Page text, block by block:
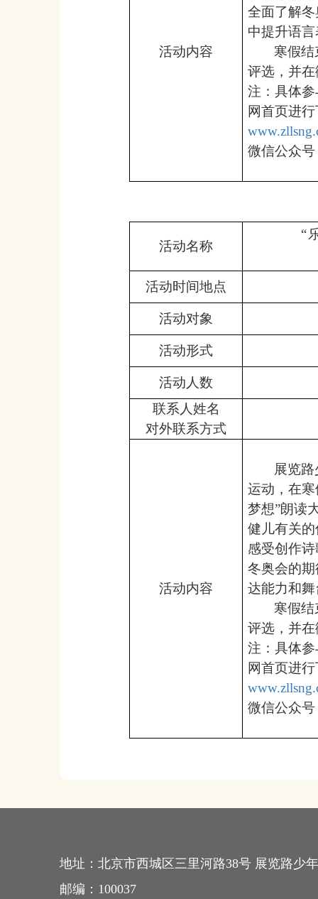
活动内容
全面了解
中提升语
寒假
评选，并
注：具体
网首页进
微信公众号
活动名称
“
活动时间地点
活动对象
活动形式
活动人数
联系人姓名
对外联系方式
活动内容
展览
运动，在
梦想”朗读
健儿有关
感受创作
冬奥会的
达能力和
寒假
评选，并
注：具体
网首页进
微信公众号
地址： 北京市西城区三里河路38号 展览路少
邮编： 100037